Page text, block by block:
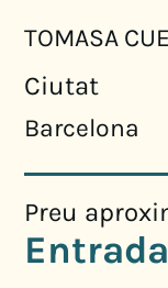
TOMASA
Ciutat
Barcelona
Preu